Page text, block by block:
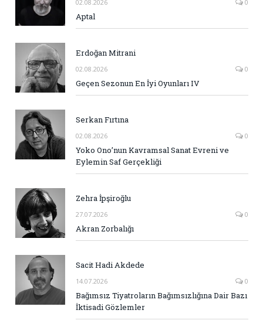
02.08.2026 0
Aptal
Erdoğan Mitrani
02.08.2026 0
Geçen Sezonun En İyi Oyunları IV
Serkan Fırtına
02.08.2026 0
Yoko Ono’nun Kavramsal Sanat Evreni ve
Eylemin Saf Gerçekliği
Zehra İpşiroğlu
27.07.2026 0
Akran Zorbalığı
Sacit Hadi Akdede
14.07.2026 0
Bağımsız Tiyatroların Bağımsızlığına Dair Bazı
İktisadi Gözlemler